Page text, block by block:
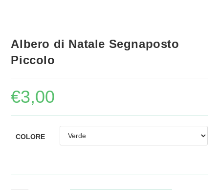
Albero di Natale Segnaposto
Piccolo
€3,00
COLORE